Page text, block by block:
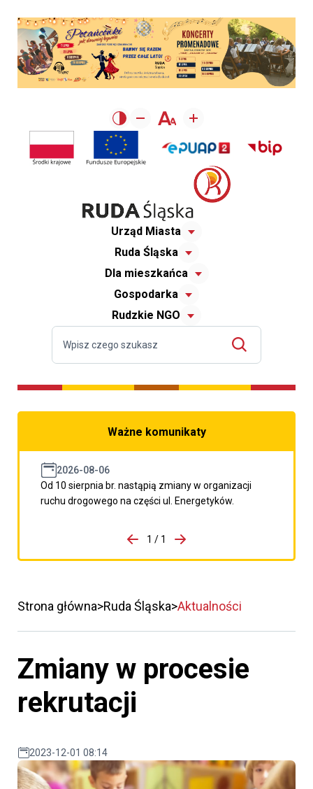
Urząd Miasta
Ruda Śląska
Dla mieszkańca
Gospodarka
Rudzkie NGO
Ważne komunikaty
2026-08-06
Od 10 sierpnia br. nastąpią zmiany w organizacji
ruchu drogowego na części ul. Energetyków.
porzpedniego komunikatu
1 / 1
Przejdź do następnego
Strona główna Ruda Śląska Aktualności
Zmiany w procesie
rekrutacji
2023-12-01 08:14